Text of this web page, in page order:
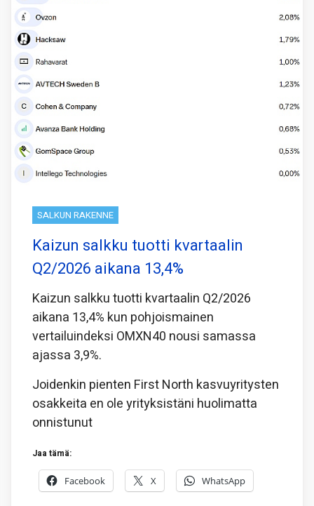
SALKUN RAKENNE
Kaizun salkku tuotti kvartaalin
Q2/2026 aikana 13,4%
Kaizun salkku tuotti kvartaalin Q2/2026
aikana 13,4% kun pohjoismainen
vertailuindeksi OMXN40 nousi samassa
ajassa 3,9%.
Joidenkin pienten First North kasvuyritysten
osakkeita en ole yrityksistäni huolimatta
onnistunut
Jaa tämä:
Facebook X WhatsApp